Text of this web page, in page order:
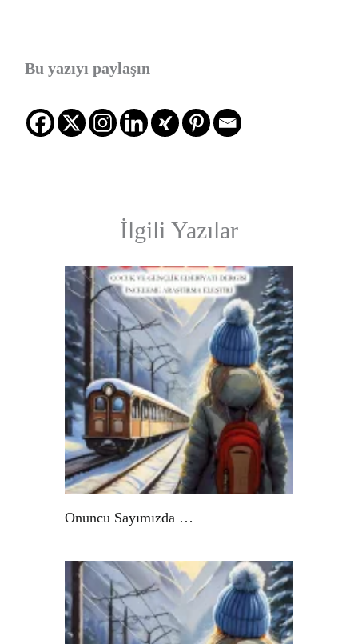
Bu yazıyı paylaşın
İlgili Yazılar
Onuncu Sayımızda …